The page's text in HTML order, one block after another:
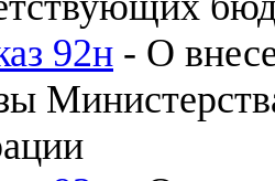
92н - О